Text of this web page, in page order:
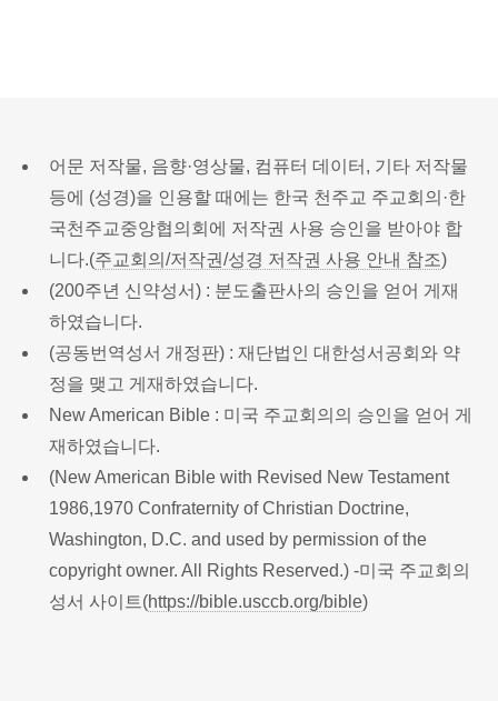
어문 저작물, 음향·영상물, 컴퓨터 데이터, 기타 저작물
등에 (성경)을 인용할 때에는 한국 천주교 주교회의·한
국천주교중앙협의회에 저작권 사용 승인을 받아야 합
니다.(주교회의/저작권/성경 저작권 사용 안내 참조)
(200주년 신약성서) : 분도출판사의 승인을 얻어 게재
하였습니다.
(공동번역성서 개정판) : 재단법인 대한성서공회와 약
정을 맺고 게재하였습니다.
New American Bible : 미국 주교회의의 승인을 얻어 게
재하였습니다.
(New American Bible with Revised New Testament
1986,1970 Confraternity of Christian Doctrine,
Washington, D.C. and used by permission of the
copyright owner. All Rights Reserved.) -미국 주교회의
성서 사이트(https://bible.usccb.org/bible)